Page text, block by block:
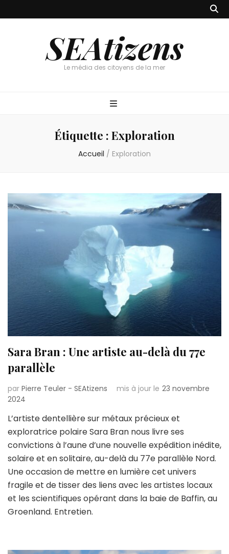
SEAtizens
Le média des citoyens de la mer
Étiquette : Exploration
Accueil / Exploration
Sara Bran : Une artiste au-delà du 77e
parallèle
par Pierre Teuler - SEAtizens mis à jour le 23 novembre
2024
L’artiste dentellière sur métaux précieux et
exploratrice polaire Sara Bran nous livre ses
convictions à l’aune d’une nouvelle expédition inédite,
solaire et en solitaire, au-delà du 77e parallèle Nord.
Une occasion de mettre en lumière cet univers
fragile et de tisser des liens avec les artistes locaux
et les scientifiques opérant dans la baie de Baffin, au
Groenland. Entretien.